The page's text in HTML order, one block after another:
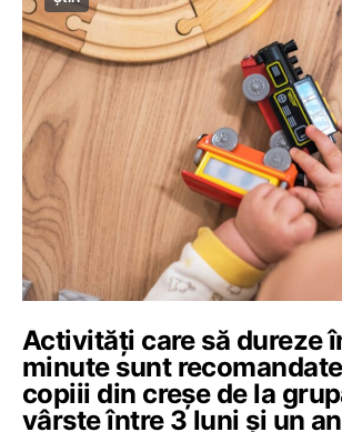
Activități care să dureze
minute sunt
copiii din creșe de la
vârste între 3 luni și un an